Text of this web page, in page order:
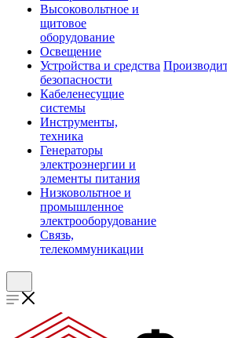
Высоковольтное и
щитовое
оборудование
Освещение
Устройства и средства
безопасности
Кабеленесущие
системы
Инструменты,
техника
Генераторы
электроэнергии и
элементы питания
Низковольтное и
промышленное
электрооборудование
Связь,
телекоммуникации